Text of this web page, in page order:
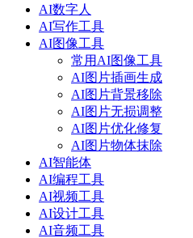
AI数字人
AI写作工具
AI图像工具
常用AI图像工具
AI图片插画生成
AI图片背景移除
AI图片无损调整
AI图片优化修复
AI图片物体抹除
AI智能体
AI编程工具
AI视频工具
AI设计工具
AI音频工具